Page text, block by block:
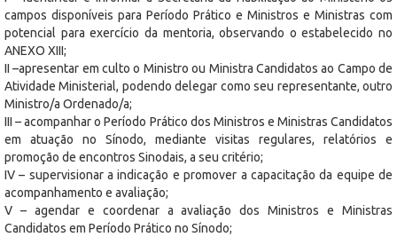
campos disponíveis para Período Prático e Ministros e Ministras com
potencial para exercício da mentoria, observando o estabelecido no
ANEXO XIII;
II –apresentar em culto o Ministro ou Ministra Candidatos ao Campo de
Atividade Ministerial, podendo delegar como seu representante, outro
Ministro/a Ordenado/a;
III – acompanhar o Período Prático dos Ministros e Ministras Candidatos
em atuação no Sínodo, mediante visitas regulares, relatórios e
promoção de encontros Sinodais, a seu critério;
IV – supervisionar a indicação e promover a capacitação da equipe de
acompanhamento e avaliação;
V – agendar e coordenar a avaliação dos Ministros e Ministras
Candidatos em Período Prático no Sínodo;